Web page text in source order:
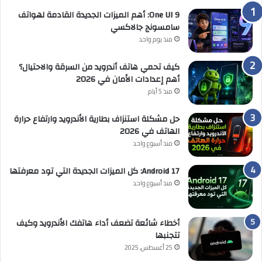
One UI 9: أهم الميزات الجديدة القادمة لهواتف
سامسونج جالاكسي
منذ يوم واحد
كيف تحمي هاتف أندرويد من السرقة والاحتيال؟
أهم إعدادات الأمان في 2026
منذ 5 أيام
حل مشكلة استنزاف بطارية الأندرويد وارتفاع حرارة
الهاتف في 2026
منذ أسبوع واحد
Android 17: كل الميزات الجديدة التي تود معرفتها
منذ أسبوع واحد
أخطاء شائعة تضعف أداء هاتفك الأندرويد وكيف
تتجنبها
25 أغسطس, 2025